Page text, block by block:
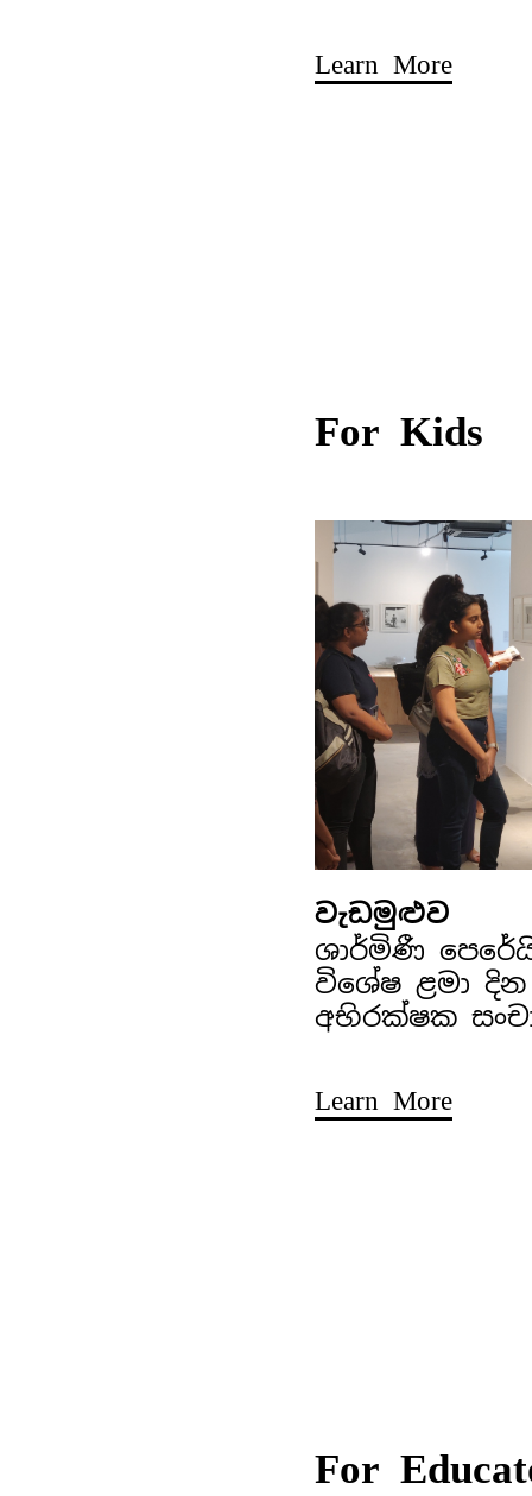
Learn More
For Kids
වැඩමුළුව
ශාර්මිණී
විශේෂ ළමා දින
අභිරක්ෂක
Learn More
For